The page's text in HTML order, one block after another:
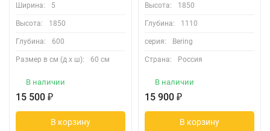
Ширина: 5
Высота: 1850
Глубина: 600
Размер в см (д х ш): 60 см
В наличии
15 500 ₽
В корзину
Высота: 1850
Глубина: 1110
серия: Bering
Страна: Россия
В наличии
15 900 ₽
В корзину